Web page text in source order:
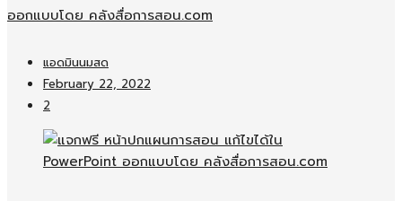
ออกแบบโดย คลังสื่อการสอน.com
แอดมินนมสด
February 22, 2022
2